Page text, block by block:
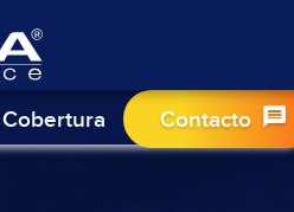
Cobertura Contacto